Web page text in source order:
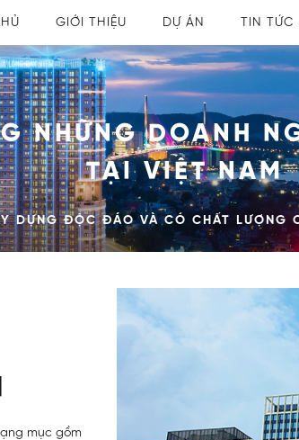
GIỚI THIỆU DỰ ÁN TIN TỨC
NHỮNG DOANH
TẠI VIỆT NAM
DỰNG ĐỘC ĐÁO VÀ CÓ CHẤT LƯỢNG
mục gồm